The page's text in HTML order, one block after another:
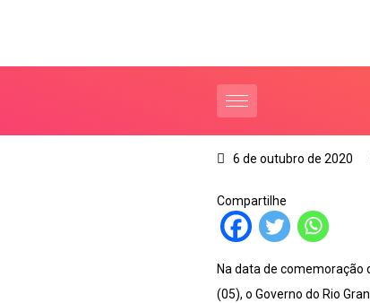
6 de outubro de 2020
Compartilhe
Na data de comemoração
(05), o Governo do Rio